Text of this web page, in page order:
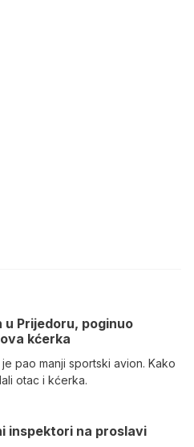
u Prijedoru, poginuo
kćerka
pao manji sportski avion. Kako
otac i kćerka.
inspektori na proslavi